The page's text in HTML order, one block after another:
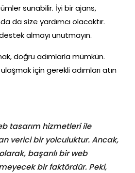
sunabilir. İyi bir ajans,
da size yardımcı olacaktır.
almayı unutmayın.
doğru adımlarla mümkün.
için gerekli adımları atın
tasarım hizmetleri ile
verici bir yolculuktur. Ancak,
başarılı bir web
bir faktördür. Peki,